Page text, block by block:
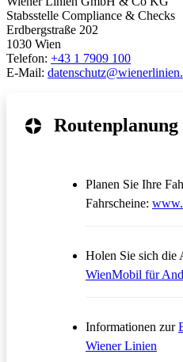
Stabsstelle Compliance & Checks
Erdbergstraße 202
1030 Wien
Telefon: +43 1 7909 100
E-Mail:
Planen Sie Ihre
Fahrscheine:
Holen Sie sich die
WienMobil für
Informationen zur
Wiener Linien